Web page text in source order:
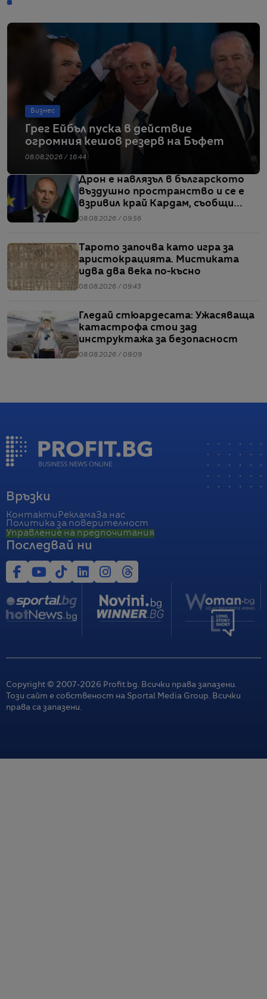
Бизнес
Грег Ейбъл пуска в действие
огромния кешов резерв на Бъфет
08.08.2026 / 16:44
Дрон е навлязъл в българското
въздушно пространство и се е
взривил край Кардам, съобщи
Радев
08.08.2026 / 09:56
Тарото започва като игра за
аристокрацията. Мистиката
идва два века по-късно
08.08.2026 / 09:43
Гледай стюардесата: Ужасяваща
катастрофа стои зад
инструктажа за безопасност
08.08.2026 / 09:09
Връзки
Контакти РекламаЗа нас
Политика за поверителност
Управление на предпочитания
Последвай ни
Copyright © 2007-2026 Profit.bg. Всички права запазени.
Този сайт е собственост на Sportal Media Group. Всички
права са запазени.